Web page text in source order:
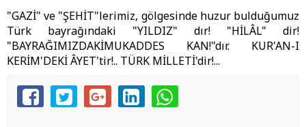
"GAZİ" ve "ŞEHİT"lerimiz, gölgesinde huzur bulduğumuz
Türk bayrağındaki "YILDIZ" dır! "HİLÂL" dir!
"BAYRAĞIMIZDAKİMUKADDES KAN!"dır. KUR'AN-I
KERİM'DEKİ ÂYET'tir!.. TÜRK MİLLETİ'dir!...